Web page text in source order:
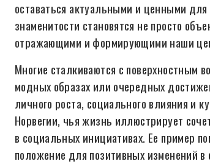
оставаться актуальными и ценными
знаменитости становятся не просто
отражающими и формирующими наши
Многие сталкиваются с поверхностным
модных образах или очередных
личного роста, социального влияния и
Норвегии, чья жизнь иллюстрирует
в социальных инициативах. Ее пример
положение для позитивных изменений